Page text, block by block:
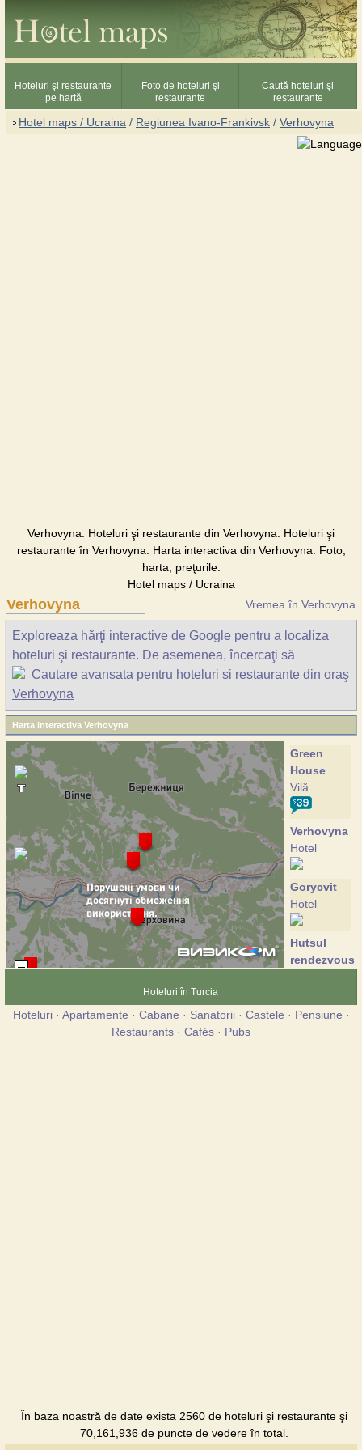
Hoteluri şi restaurante
pe hartă
Foto de hoteluri şi
restaurante
Caută hoteluri şi
restaurante
Hotel maps / Ucraina / Regiunea Ivano-Frankivsk / Verhovyna
Verhovyna. Hoteluri şi restaurante din Verhovyna. Hoteluri şi
restaurante în Verhovyna. Harta interactiva din Verhovyna. Foto,
harta, preţurile.
Hotel maps / Ucraina
Verhovyna Vremea în Verhovyna
Exploreaza hărţi interactive de Google pentru a localiza
hoteluri şi restaurante. De asemenea, încercaţi să
Cautare avansata pentru hoteluri si restaurante din oraş
Verhovyna
Harta interactiva Verhovyna
Green
House
Vilă
Verhovyna
Hotel
Gorycvit
Hotel
Hutsul
rendezvous
Sida-rida
Hoteluri în Turcia
Hoteluri· Apartamente · Cabane · Sanatorii· Castele · Pensiune ·
Restaurants · Cafés · Pubs
În baza noastră de date exista 2560 de hoteluri şi restaurante şi
70,161,936 de puncte de vedere în total.